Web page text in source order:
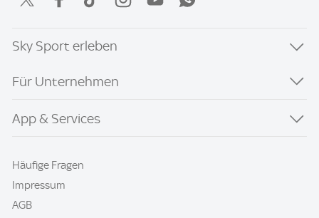
Sky Sport erleben
Für Unternehmen
App & Services
Häufige Fragen
Impressum
AGB